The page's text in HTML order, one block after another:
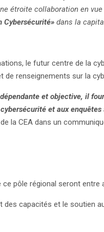
étroite collaboration en
Cybersécurité» dans la
le futur centre de la
de renseignements sur la
et objective, il
et aux
la CEA dans un
pôle régional seront entre
des capacités et le soutien